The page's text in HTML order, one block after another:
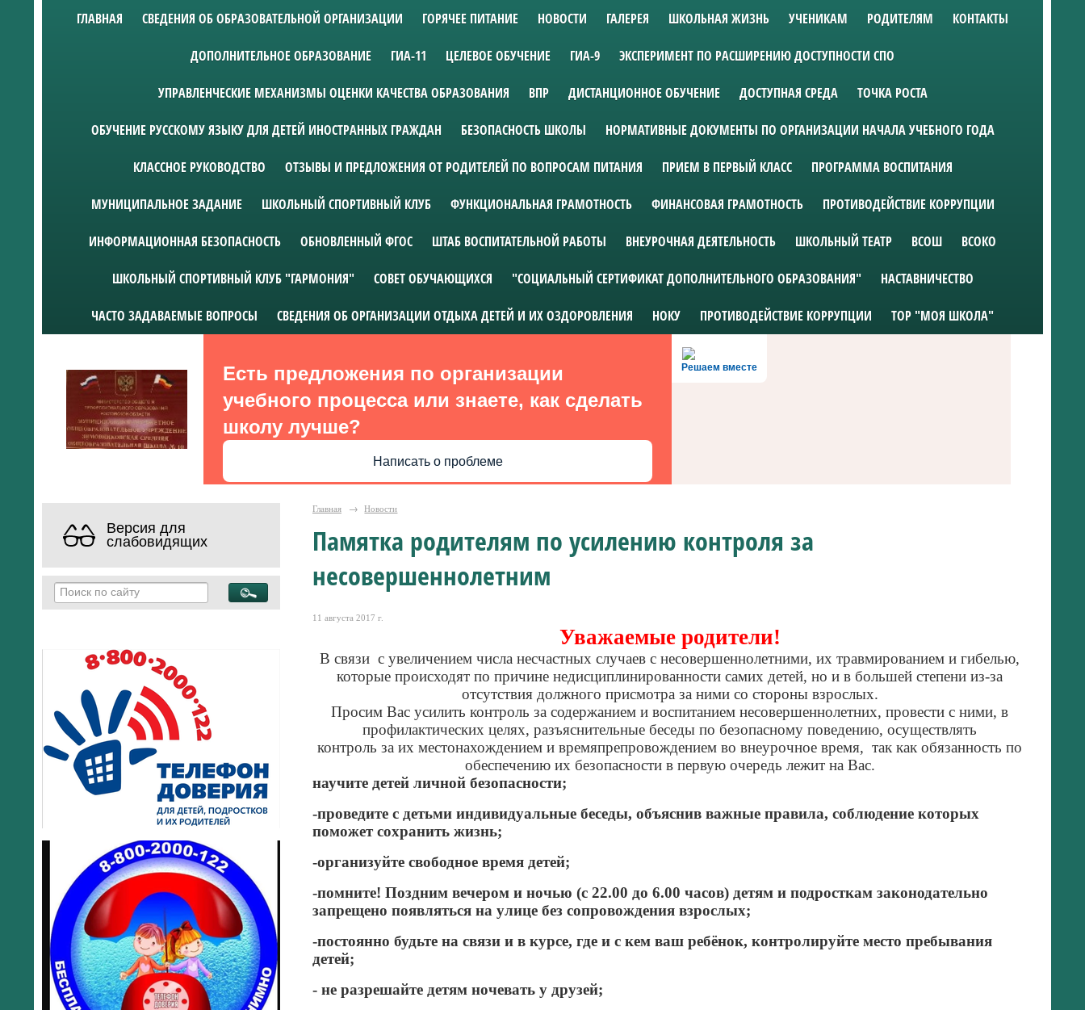
ГЛАВНАЯ СВЕДЕНИЯ ОБ ОБРАЗОВАТЕЛЬНОЙ ОРГАНИЗАЦИИ ГОРЯЧЕЕ ПИТАНИЕ НОВОСТИ ГАЛЕРЕЯ ШКОЛЬНАЯ ЖИЗНЬ УЧЕНИКАМ РОДИТЕЛЯМ КОНТАКТЫ
ДОПОЛНИТЕЛЬНОЕ ОБРАЗОВАНИЕ ГИА-11 ЦЕЛЕВОЕ ОБУЧЕНИЕ ГИА-9 ЭКСПЕРИМЕНТ ПО РАСШИРЕНИЮ ДОСТУПНОСТИ СПО
УПРАВЛЕНЧЕСКИЕ МЕХАНИЗМЫ ОЦЕНКИ КАЧЕСТВА ОБРАЗОВАНИЯ ВПР ДИСТАНЦИОННОЕ ОБУЧЕНИЕ ДОСТУПНАЯ СРЕДА ТОЧКА РОСТА
ОБУЧЕНИЕ РУССКОМУ ЯЗЫКУ ДЛЯ ДЕТЕЙ ИНОСТРАННЫХ ГРАЖДАН БЕЗОПАСНОСТЬ ШКОЛЫ НОРМАТИВНЫЕ ДОКУМЕНТЫ ПО ОРГАНИЗАЦИИ НАЧАЛА УЧЕБНОГО ГОДА
КЛАССНОЕ РУКОВОДСТВО ОТЗЫВЫ И ПРЕДЛОЖЕНИЯ ОТ РОДИТЕЛЕЙ ПО ВОПРОСАМ ПИТАНИЯ ПРИЕМ В ПЕРВЫЙ КЛАСС ПРОГРАММА ВОСПИТАНИЯ
МУНИЦИПАЛЬНОЕ ЗАДАНИЕ ШКОЛЬНЫЙ СПОРТИВНЫЙ КЛУБ ФУНКЦИОНАЛЬНАЯ ГРАМОТНОСТЬ ФИНАНСОВАЯ ГРАМОТНОСТЬ ПРОТИВОДЕЙСТВИЕ КОРРУПЦИИ
ИНФОРМАЦИОННАЯ БЕЗОПАСНОСТЬ ОБНОВЛЕННЫЙ ФГОС ШТАБ ВОСПИТАТЕЛЬНОЙ РАБОТЫ ВНЕУРОЧНАЯ ДЕЯТЕЛЬНОСТЬ ШКОЛЬНЫЙ ТЕАТР ВСОШ ВСОКО
ШКОЛЬНЫЙ СПОРТИВНЫЙ КЛУБ "ГАРМОНИЯ" СОВЕТ ОБУЧАЮЩИХСЯ "СОЦИАЛЬНЫЙ СЕРТИФИКАТ ДОПОЛНИТЕЛЬНОГО ОБРАЗОВАНИЯ" НАСТАВНИЧЕСТВО
ЧАСТО ЗАДАВАЕМЫЕ ВОПРОСЫ СВЕДЕНИЯ ОБ ОРГАНИЗАЦИИ ОТДЫХА ДЕТЕЙ И ИХ ОЗДОРОВЛЕНИЯ НОКУ ПРОТИВОДЕЙСТВИЕ КОРРУПЦИИ ТОР "МОЯ ШКОЛА"
Решаем вместе
Есть предложения по организации
учебного процесса или знаете, как сделать
школу лучше?
Написать о проблеме
Версия для
слабовидящих
Главная → Новости
Памятка родителям по усилению контроля за
несовершеннолетним
11 августа 2017 г.
Уважаемые родители!
В связи с увеличением числа несчастных случаев с несовершеннолетними, их травмированием и гибелью,
которые происходят по причине недисциплинированности самих детей, но и в большей степени из-за
отсутствия должного присмотра за ними со стороны взрослых.
Просим Вас усилить контроль за содержанием и воспитанием несовершеннолетних, провести с ними, в
профилактических целях, разъяснительные беседы по безопасному поведению, осуществлять
контроль за их местонахождением и времяпрепровождением во внеурочное время, так как обязанность по
обеспечению их безопасности в первую очередь лежит на Вас.
научите детей личной безопасности;
-проведите с детьми индивидуальные беседы, объяснив важные правила, соблюдение которых
поможет сохранить жизнь;
-организуйте свободное время детей;
-помните! Поздним вечером и ночью (с 22.00 до 6.00 часов) детям и подросткам законодательно
запрещено появляться на улице без сопровождения взрослых;
-постоянно будьте на связи и в курсе, где и с кем ваш ребёнок, контролируйте место пребывания
детей;
- не разрешайте детям ночевать у друзей;